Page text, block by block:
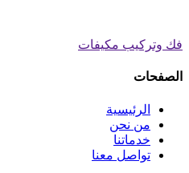
فك وتركيب مكيفات
الصفحات
الرئيسية
من نحن
خدماتنا
تواصل معنا